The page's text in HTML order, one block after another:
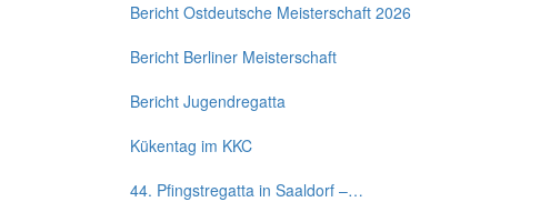
Bericht Ostdeutsche Meisterschaft 2026
Bericht Berliner Meisterschaft
Bericht Jugendregatta
Kükentag im KKC
44. Pfingstregatta in Saaldorf –…